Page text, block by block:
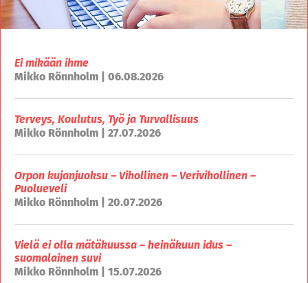
Ei mikään ihme
Mikko Rönnholm | 06.08.2026
Terveys, Koulutus, Työ ja Turvallisuus
Mikko Rönnholm | 27.07.2026
Orpon kujanjuoksu – Vihollinen – Verivihollinen –
Puolueveli
Mikko Rönnholm | 20.07.2026
Vielä ei olla mätäkuussa – heinäkuun idus –
suomalainen suvi
Mikko Rönnholm | 15.07.2026